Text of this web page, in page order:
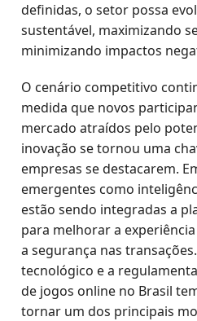
definidas, o setor possa
sustentável, maximizando
minimizando impactos
O cenário competitivo
medida que novos
mercado atraídos pelo
inovação se tornou uma
empresas se destacarem.
emergentes como
estão sendo integradas a
para melhorar a
a segurança nas
tecnológico e a
de jogos online no Brasil
tornar um dos principais